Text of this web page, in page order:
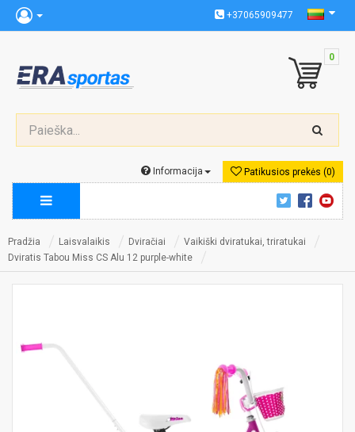
+37065909477
0
Patikusios prekės (0)
Informacija
Pradžia Laisvalaikis Dviračiai
Vaikiški dviratukai, triratukai
Dviratis Tabou Miss CS Alu 12 purple-white